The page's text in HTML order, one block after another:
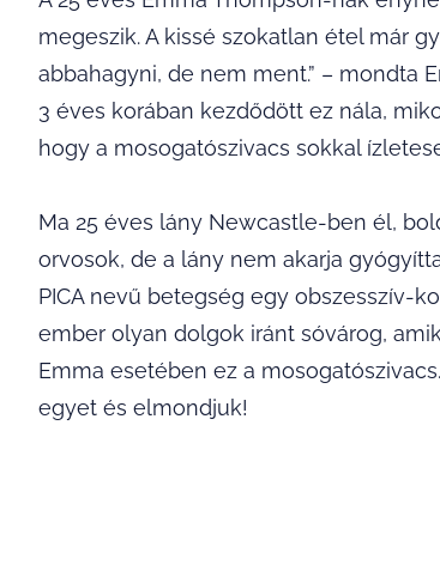
megeszik. A kissé szokatlan étel már
abbahagyni, de nem ment.” – mondta
3 éves korában kezdődött ez nála,
hogy a mosogatószivacs sokkal
Ma 25 éves lány Newcastle-ben él,
orvosok, de a lány nem akarja
PICA nevű betegség egy obszesszív-
ember olyan dolgok iránt sóvárog,
Emma esetében ez a
egyet és elmondjuk!